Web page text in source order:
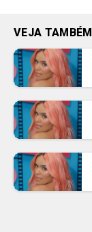
VEJA TAMBÉM